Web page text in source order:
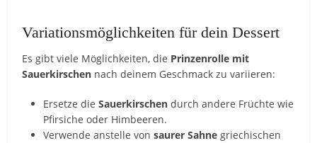
Variationsmöglichkeiten für dein Dessert
Es gibt viele Möglichkeiten, die Prinzenrolle mit
Sauerkirschen nach deinem Geschmack zu variieren:
Ersetze dieSauerkirschen durch andere Früchte wie
Pfirsiche oder Himbeeren.
Verwende anstelle vonsaurer Sahne griechischen